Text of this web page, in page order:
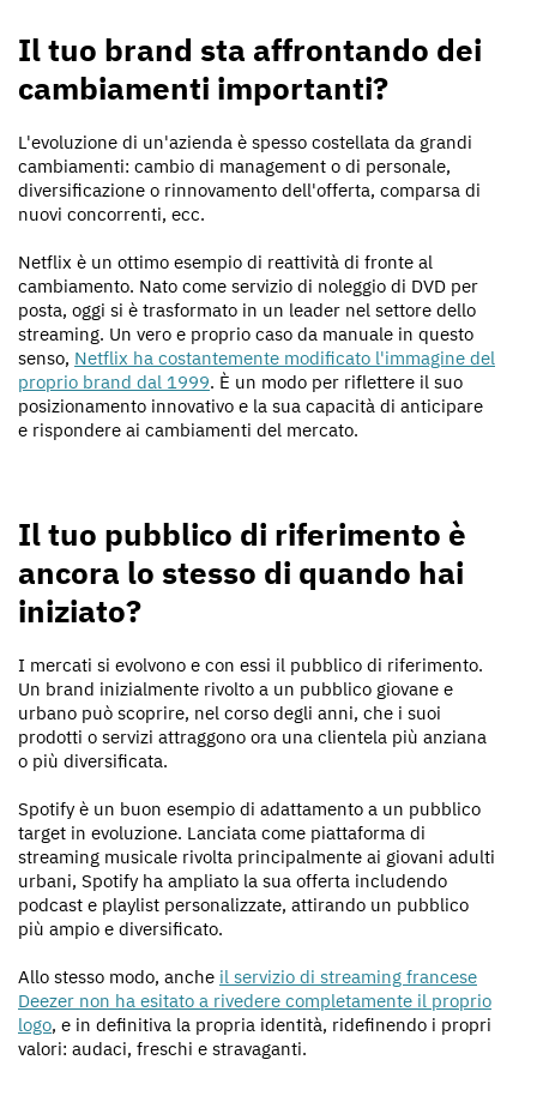
Il tuo brand sta affrontando dei
cambiamenti importanti?
L'evoluzione di un'azienda è spesso costellata da grandi
cambiamenti: cambio di management o di personale,
diversificazione o rinnovamento dell'offerta, comparsa di
nuovi concorrenti, ecc.
Netflix è un ottimo esempio di reattività di fronte al
cambiamento. Nato come servizio di noleggio di DVD per
posta, oggi si è trasformato in un leader nel settore dello
streaming. Un vero e proprio caso da manuale in questo
senso, Netflix ha costantemente modificato l'immagine del
proprio brand dal 1999. È un modo per riflettere il suo
posizionamento innovativo e la sua capacità di anticipare
e rispondere ai cambiamenti del mercato.
Il tuo pubblico di riferimento è
ancora lo stesso di quando hai
iniziato?
I mercati si evolvono e con essi il pubblico di riferimento.
Un brand inizialmente rivolto a un pubblico giovane e
urbano può scoprire, nel corso degli anni, che i suoi
prodotti o servizi attraggono ora una clientela più anziana
o più diversificata.
Spotify è un buon esempio di adattamento a un pubblico
target in evoluzione. Lanciata come piattaforma di
streaming musicale rivolta principalmente ai giovani adulti
urbani, Spotify ha ampliato la sua offerta includendo
podcast e playlist personalizzate, attirando un pubblico
più ampio e diversificato.
Allo stesso modo, anche il servizio di streaming francese
Deezer non ha esitato a rivedere completamente il proprio
logo, e in definitiva la propria identità, ridefinendo i propri
valori: audaci, freschi e stravaganti.